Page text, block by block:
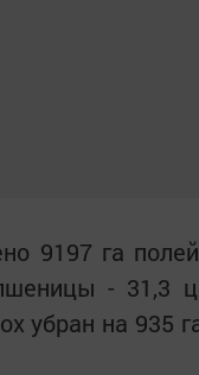
9197 га
- 31,3
убран на 935